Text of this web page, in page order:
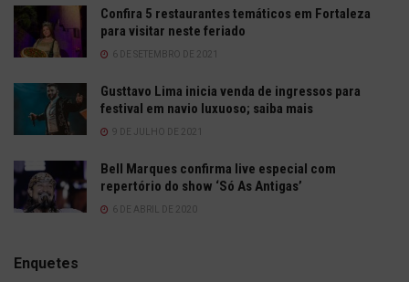
Confira 5 restaurantes temáticos em Fortaleza
para visitar neste feriado
6 DE SETEMBRO DE 2021
Gusttavo Lima inicia venda de ingressos para
festival em navio luxuoso; saiba mais
9 DE JULHO DE 2021
Bell Marques confirma live especial com
repertório do show ‘Só As Antigas’
6 DE ABRIL DE 2020
Enquetes